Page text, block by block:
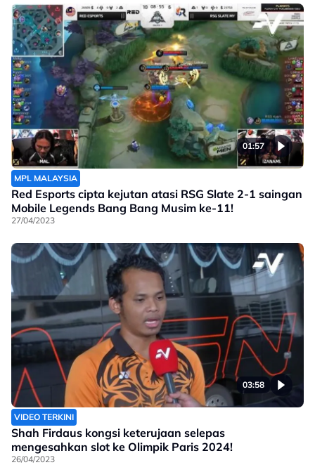
01:57
MPL MALAYSIA
Red Esports cipta kejutan atasi RSG Slate 2-1 saingan
Mobile Legends Bang Bang Musim ke-11!
27/04/2023
03:58
VIDEO TERKINI
Shah Firdaus kongsi keterujaan selepas
mengesahkan slot ke Olimpik Paris 2024!
26/04/2023